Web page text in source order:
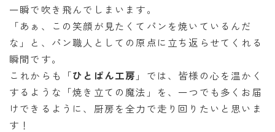
一瞬で吹き飛んでしまいます。
「あぁ、この笑顔が見たくてパンを焼いているんだ
な」と、パン職人としての原点に立ち返らせてくれる
瞬間です。
これからも「ひとぱん工房 」では、皆様の心を温かく
するような「焼き立ての魔法」を、一つでも多くお届
けできるように、厨房を全力で走り回りたいと思いま
す！